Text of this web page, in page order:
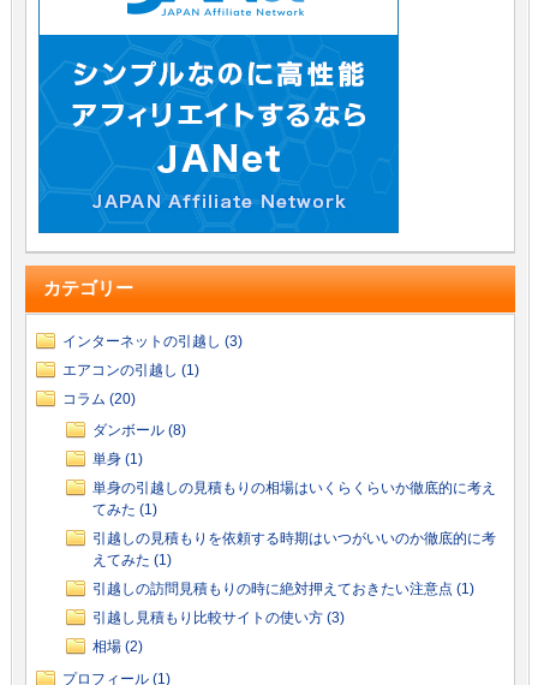
カテゴリー
インターネットの引越し (3)
エアコンの引越し (1)
コラム (20)
ダンボール (8)
単身 (1)
単身の引越しの見積もりの相場はいくらくらいか徹底的に考え
てみた (1)
引越しの見積もりを依頼する時期はいつがいいのか徹底的に考
えてみた (1)
引越しの訪問見積もりの時に絶対押えておきたい注意点 (1)
引越し見積もり比較サイトの使い方 (3)
相場 (2)
プロフィール (1)